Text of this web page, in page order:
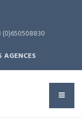
(0)650508830
AGENCES